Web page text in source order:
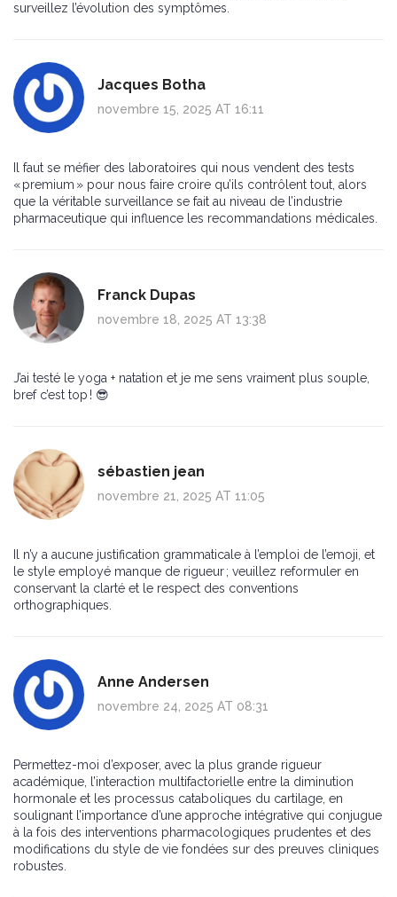
surveillez l’évolution des symptômes.
Jacques Botha
novembre 15, 2025 AT 16:11
Il faut se méfier des laboratoires qui nous vendent des tests
« premium » pour nous faire croire qu’ils contrôlent tout, alors
que la véritable surveillance se fait au niveau de l’industrie
pharmaceutique qui influence les recommandations médicales.
Franck Dupas
novembre 18, 2025 AT 13:38
J’ai testé le yoga + natation et je me sens vraiment plus souple,
bref c’est top ! 😎
sébastien jean
novembre 21, 2025 AT 11:05
Il n’y a aucune justification grammaticale à l’emploi de l’emoji, et
le style employé manque de rigueur ; veuillez reformuler en
conservant la clarté et le respect des conventions
orthographiques.
Anne Andersen
novembre 24, 2025 AT 08:31
Permettez-moi d’exposer, avec la plus grande rigueur
académique, l’interaction multifactorielle entre la diminution
hormonale et les processus cataboliques du cartilage, en
soulignant l’importance d’une approche intégrative qui conjugue
à la fois des interventions pharmacologiques prudentes et des
modifications du style de vie fondées sur des preuves cliniques
robustes.